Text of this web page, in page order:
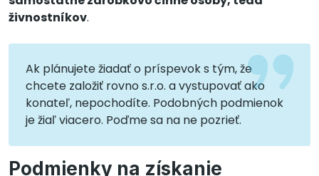
živnostníkov.
Ak plánujete žiadať o príspevok s tým, že
chcete založiť rovno s.r.o. a vystupovať ako
konateľ, nepochodíte. Podobných podmienok
je žiaľ viacero. Poďme sa na ne pozrieť.
Podmienky na získanie